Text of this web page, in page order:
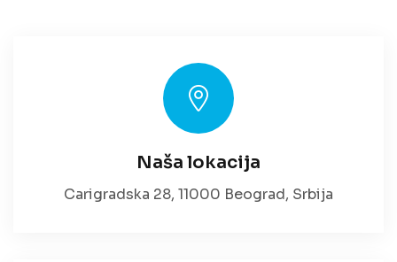
Naša lokacija
Carigradska 28, 11000 Beograd, Srbija